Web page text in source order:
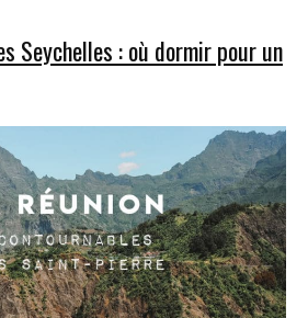
Seychelles : où dormir pour un